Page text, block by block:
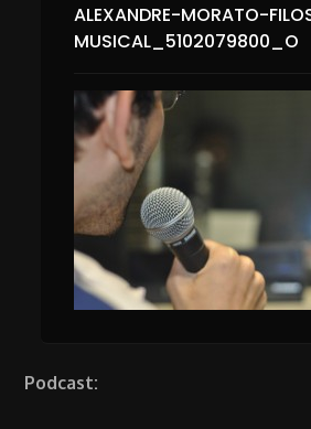
ALEXANDRE-MORATO-
MUSICAL_5102079800_O
Podcast: